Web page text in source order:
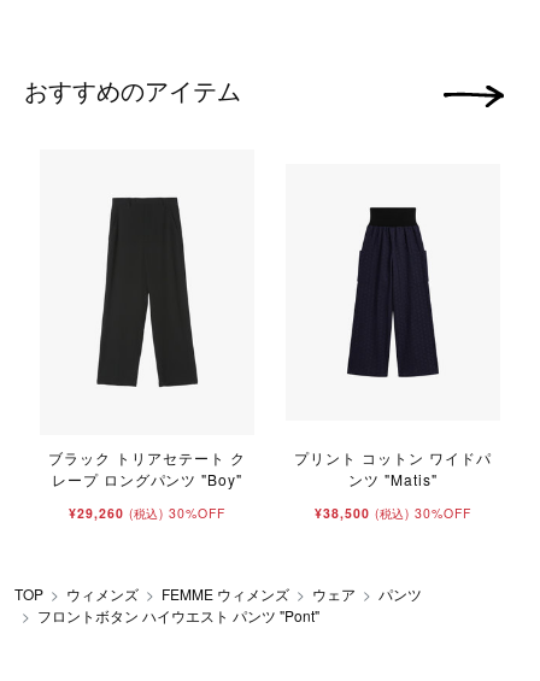
おすすめのアイテム
ブラック トリアセテート ク
レープ ロングパンツ "Boy"
¥29,260 (税込) 30%OFF
プリント コットン ワイドパ
ンツ "Matis"
¥38,500 (税込) 30%OFF
次の画像
TOP ウィメンズ FEMME ウィメンズ ウェア
パンツ
フロントボタン ハイウエスト パンツ "Pont"